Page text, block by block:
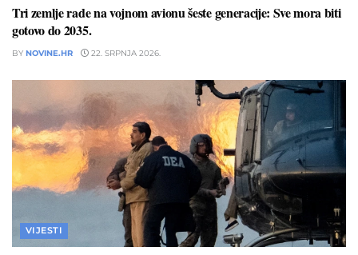
Tri zemlje rade na vojnom avionu šeste generacije: Sve mora biti
gotovo do 2035.
BY NOVINE.HR 22. SRPNJA 2026.
VIJESTI